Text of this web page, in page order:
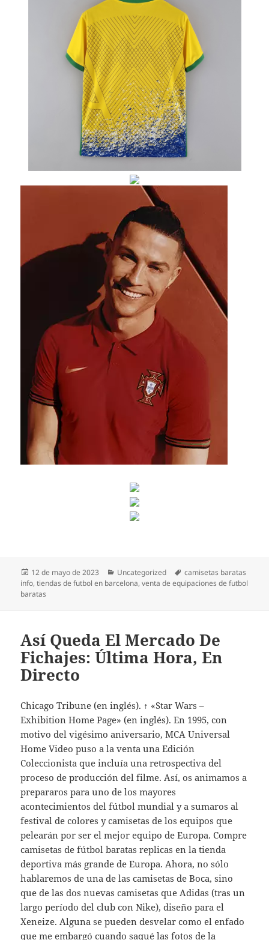
Publicado
el
12 de mayo de 2023 Categorías
Uncategorized Etiquetas
camisetas baratas
info,tiendas de futbol en barcelona,venta de equipaciones de futbol
baratas
Así Queda El Mercado De
Fichajes: Última Hora, En
Directo
Chicago Tribune (en inglés). ↑ «Star Wars –
Exhibition Home Page» (en inglés). En 1995, con
motivo del vigésimo aniversario, MCA Universal
Home Video puso a la venta una Edición
Coleccionista que incluía una retrospectiva del
proceso de producción del filme. Así, os animamos a
prepararos para uno de los mayores
acontecimientos del fútbol mundial y a sumaros al
festival de colores y camisetas de los equipos que
pelearán por ser el mejor equipo de Europa. Compre
camisetas de fútbol baratas replicas en la tienda
deportiva más grande de Europa. Ahora, no sólo
hablaremos de una de las camisetas de Boca, sino
que de las dos nuevas camisetas que Adidas (tras un
largo período del club con Nike), diseño para el
Xeneize. Alguna se pueden desvelar como el enfado
que me embargó cuando saqué las fotos de la